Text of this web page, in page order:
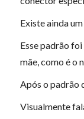
Existe ainda
Esse padrão
mãe, como é o
Após o padrão
Visualmente